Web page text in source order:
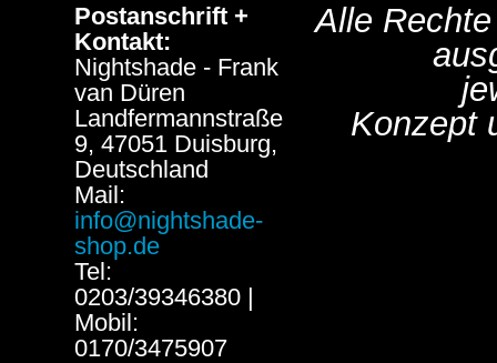
Postanschrift +
Kontakt:
Nightshade - Frank
van Düren
Landfermannstraße
9, 47051 Duisburg,
Deutschland
Mail:
info@nightshade-
shop.de
Tel:
0203/39346380 |
Mobil:
0170/3475907
Alle
Konzept